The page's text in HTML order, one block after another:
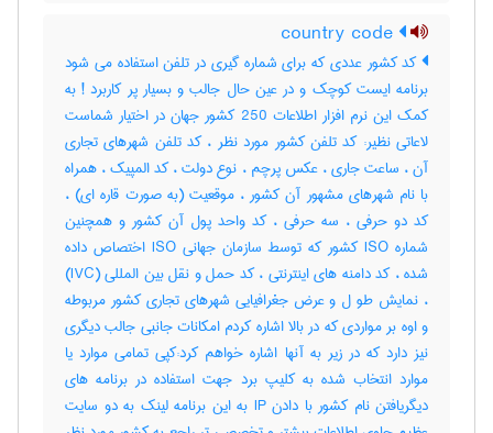
کد کشور عددی که برای شماره گیری در تلفن استفاده می شود
برنامه ایست کوچک و در عین حال جالب و بسیار پر کاربرد ! به
کمک این نرم افزار اطلاعات 250 کشور جهان در اختیار شماست
لاعاتی نظیر: کد تلفن کشور مورد نظر ، کد تلفن شهرهای تجاری
آن ، ساعت جاری ، عکس پرچم ، نوع دولت ، کد المپیک ، همراه
با نام شهرهای مشهور آن کشور ، موقعیت (به صورت قاره ای) ،
کد دو حرفی ، سه حرفی ، کد واحد پول آن کشور و همچنین
شماره ISO کشور که توسط سازمان جهانی ISO اختصاص داده
شده ، کد دامنه های اینترنتی ، کد حمل و نقل بین المللی (IVC)
، نمایش طو ل و عرض جغرافیایی شهرهای تجاری کشور مربوطه
و اوه بر مواردی که در بالا اشاره کردم امکانات جانبی جالب دیگری
نیز دارد که در زیر به آنها اشاره خواهم کرد:کپی تمامی موارد یا
موارد انتخاب شده به کلیپ برد جهت استفاده در برنامه های
دیگریافتن نام کشور با دادن IP به این برنامه لینک به دو سایت